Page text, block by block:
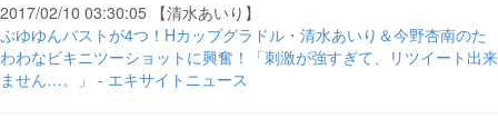
2017/02/10 03:30:05 【清水あいり】
ぷゆゆんバストが4つ！Hカップグラドル・清水あいり＆今野杏南のた
わわなビキニツーショットに興奮！「刺激が強すぎて、リツイート出来
ません…。」 - エキサイトニュース